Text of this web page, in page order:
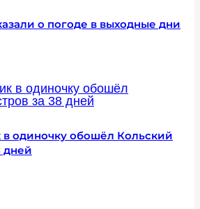
о погоде в выходные дни
одиночку обошёл Кольский
дней